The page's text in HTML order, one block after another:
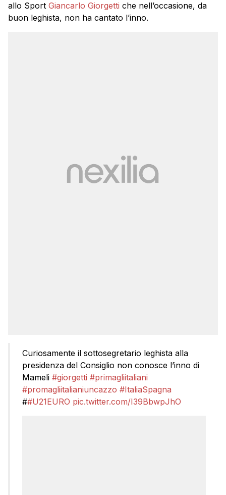
allo Sport Giancarlo Giorgetti che nell’occasione, da
buon leghista, non ha cantato l’inno.
Curiosamente il sottosegretario leghista alla
presidenza del Consiglio non conosce l’inno di
Mameli #giorgetti #primagliitaliani
#promagliitalianiuncazzo #ItaliaSpagna
##U21EURO pic.twitter.com/I39BbwpJhO